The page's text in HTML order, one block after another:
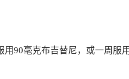
用90毫克布吉替尼，或一周服